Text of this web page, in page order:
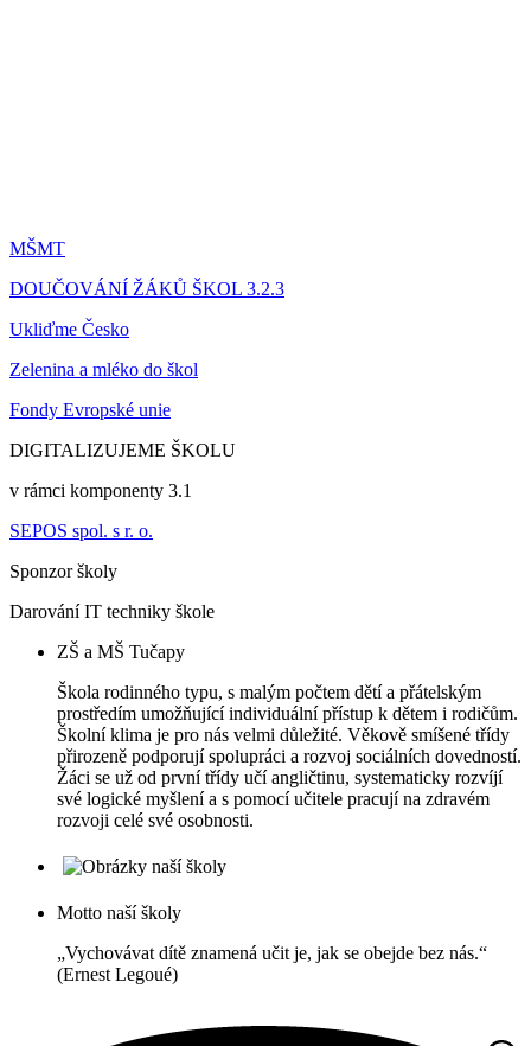
MŠMT
DOUČOVÁNÍ ŽÁKŮ ŠKOL 3.2.3
Ukliďme Česko
Zelenina a mléko do škol
Fondy Evropské unie
DIGITALIZUJEME ŠKOLU
v rámci komponenty 3.1
SEPOS spol. s r. o.
Sponzor školy
Darování IT techniky škole
ZŠ a MŠ Tučapy
Škola rodinného typu, s malým počtem dětí a přátelským
prostředím umožňující individuální přístup k dětem i rodičům.
Školní klima je pro nás velmi důležité. Věkově smíšené třídy
přirozeně podporují spolupráci a rozvoj sociálních dovedností.
Žáci se už od první třídy učí angličtinu, systematicky rozvíjí
své logické myšlení a s pomocí učitele pracují na zdravém
rozvoji celé své osobnosti.
Motto naší školy
„Vychovávat dítě znamená učit je, jak se obejde bez nás.“
(Ernest Legoué)